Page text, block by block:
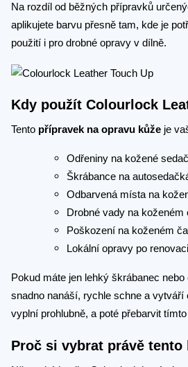
Na rozdíl od běžných přípravků
aplikujete barvu přesně tam, kde je
použití i pro drobné opravy v dílně.
Kdy použít Colourlock
Tento přípravek na opravu kůže je
Odřeniny na kožené
Škrábance na
Odbarvená místa na
Drobné vady na
Poškození na koženém
Lokální opravy po
Pokud máte jen lehký škrábanec
snadno nanáší, rychle schne a
vyplní prohlubně, a poté přebarvit
Proč si vybrat právě tento